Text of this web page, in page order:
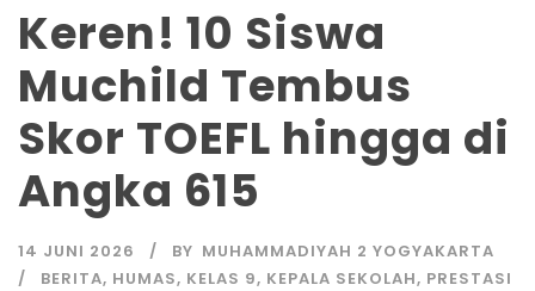
Keren! 10 Siswa
Muchild Tembus
Skor TOEFL hingga di
Angka 615
14 JUNI 2026 BY MUHAMMADIYAH 2 YOGYAKARTA
BERITA, HUMAS, KELAS 9, KEPALA SEKOLAH, PRESTASI